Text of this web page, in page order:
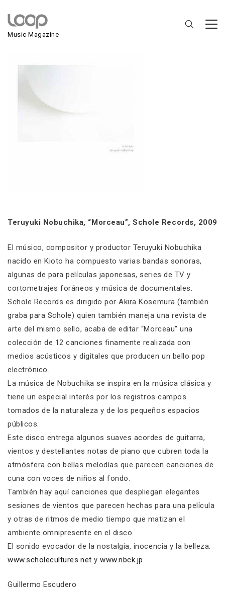
Music Magazine
Teruyuki Nobuchika
Teruyuki Nobuchika, “Morceau”, Schole Records, 2009
El músico, compositor y productor Teruyuki Nobuchika
nacido en Kioto ha compuesto varias bandas sonoras,
algunas de para películas japonesas, series de TV y
cortometrajes foráneos y música de documentales.
Schole Records es dirigido por Akira Kosemura (también
graba para Schole) quien también maneja una revista de
arte del mismo sello, acaba de editar “Morceau” una
colección de 12 canciones finamente realizada con
medios acústicos y digitales que producen un bello pop
electrónico.
La música de Nobuchika se inspira en la música clásica y
tiene un especial interés por los registros campos
tomados de la naturaleza y de los pequeños espacios
públicos.
Este disco entrega algunos suaves acordes de guitarra,
vientos y destellantes notas de piano que cubren toda la
atmósfera con bellas melodías que parecen canciones de
cuna con voces de niños al fondo.
También hay aquí canciones que despliegan elegantes
sesiones de vientos que parecen hechas para una película
y otras de ritmos de medio tiempo que matizan el
ambiente omnipresente en el disco.
El sonido evocador de la nostalgia, inocencia y la belleza.
www.scholecultures.net ywww.nbck.jp
Guillermo Escudero